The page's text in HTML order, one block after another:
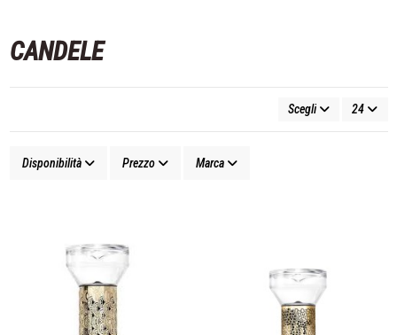
CANDELE
Scegli 24
Disponibilità Prezzo Marca